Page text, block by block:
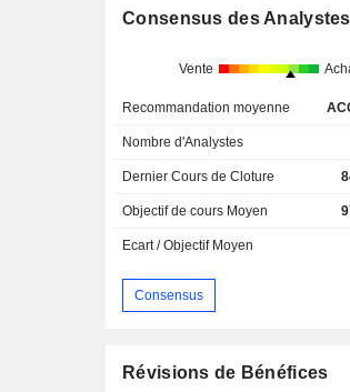
Consensus des Analystes
Vente
Recommandation moyenne
Nombre d'Analystes
Dernier Cours de Cloture
Objectif de cours Moyen
Ecart / Objectif Moyen
Consensus
Révisions de Bénéfices